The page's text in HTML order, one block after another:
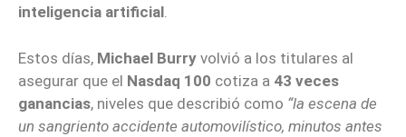
inteligencia artificial.
Estos días, Michael Burry volvió a los titulares al
asegurar que el Nasdaq 100 cotiza a 43 veces
ganancias, niveles que describió como “la escena de
un sangriento accidente automovilístico, minutos antes